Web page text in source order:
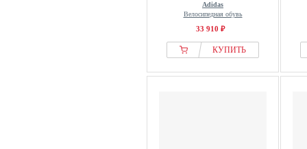
Adidas
Велосипедная обувь
33 910 ₽
КУПИТЬ